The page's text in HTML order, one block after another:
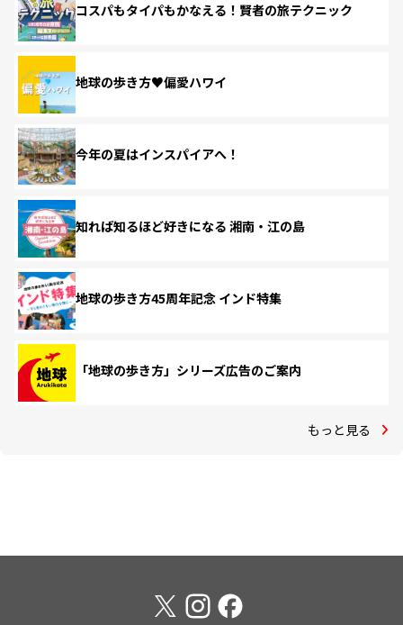
コスパもタイパもかなえる！賢者の旅テクニック
地球の歩き方♥偏愛ハワイ
今年の夏はインスパイアへ！
知れば知るほど好きになる 湘南・江の島
地球の歩き方45周年記念 インド特集
「地球の歩き方」シリーズ広告のご案内
もっと見る